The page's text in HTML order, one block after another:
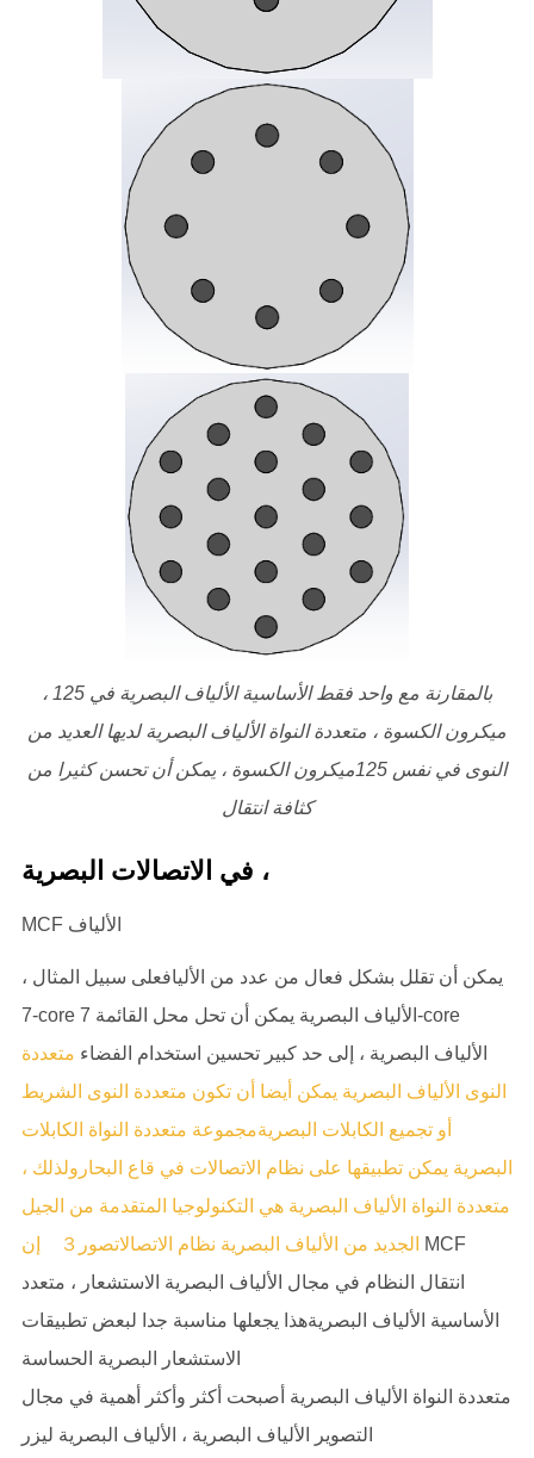
، بالمقارنة مع واحد فقط الأساسية الألياف البصرية في 125
ميكرون الكسوة ، متعددة النواة الألياف البصرية لديها العديد من
النوى في نفس 125ميكرون الكسوة ، يمكن أن تحسن كثيرا من
كثافة انتقال
في الاتصالات البصرية ،
MCF الألياف
يمكن أن تقلل بشكل فعال من عدد من الأليافعلى سبيل المثال ،
7-core الألياف البصرية يمكن أن تحل محل القائمة 7-core
الألياف البصرية ، إلى حد كبير تحسين استخدام الفضاء متعددة
النوى الألياف البصرية يمكن أيضا أن تكون متعددة النوى الشريط
أو تجميع الكابلات البصريةمجموعة متعددة النواة الكابلات
البصرية يمكن تطبيقها على نظام الاتصالات في قاع البحارولذلك ،
متعددة النواة الألياف البصرية هي التكنولوجيا المتقدمة من الجيل
MCF
انتقال النظام في مجال الألياف البصرية الاستشعار ، متعدد
الأساسية الألياف البصريةهذا يجعلها مناسبة جدا لبعض تطبيقات
الاستشعار البصرية الحساسة
متعددة النواة الألياف البصرية أصبحت أكثر وأكثر أهمية في مجال
التصوير الألياف البصرية ، الألياف البصرية ليزر